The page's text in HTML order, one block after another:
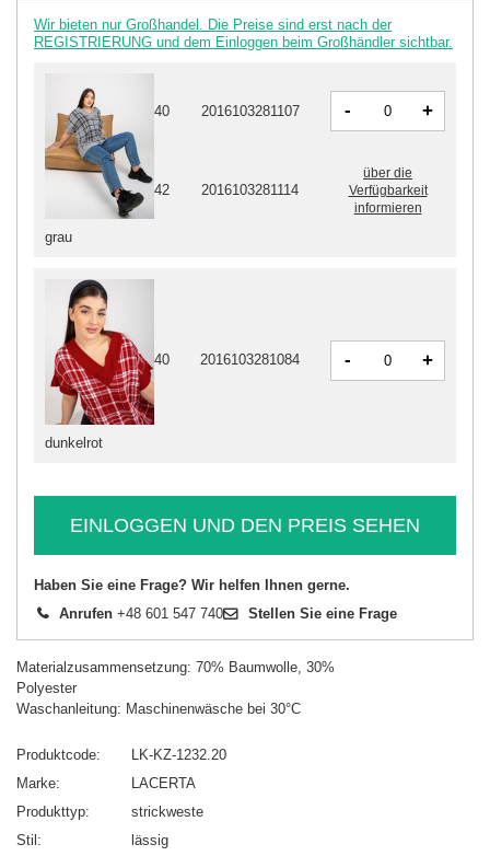
Wir bieten nur Großhandel. Die Preise sind erst nach der
REGISTRIERUNG und dem Einloggen beim Großhändler sichtbar.
dunkelrot
40 2016103281084 - +
grau
40 2016103281107 - +
42 2016103281114
über die
Verfügbarkeit
informieren
EINLOGGEN UND DEN PREIS SEHEN
Haben Sie eine Frage? Wir helfen Ihnen gerne.
Anrufen +48 601 547 740 Stellen Sie eine Frage
Materialzusammensetzung: 70% Baumwolle, 30%
Polyester
Waschanleitung: Maschinenwäsche bei 30°C
Produktcode
LK-KZ-1232.20
Marke
LACERTA
Produkttyp
strickweste
Stil
lässig